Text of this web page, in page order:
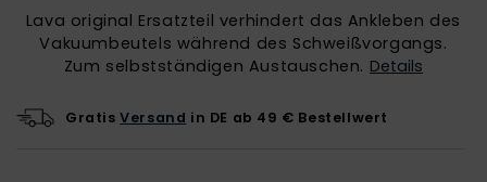
Lava original Ersatzteil verhindert das Ankleben des
Vakuumbeutels während des Schweißvorgangs.
Zum selbstständigen Austauschen. Details
GratisVersand in DE ab 49 € Bestellwert